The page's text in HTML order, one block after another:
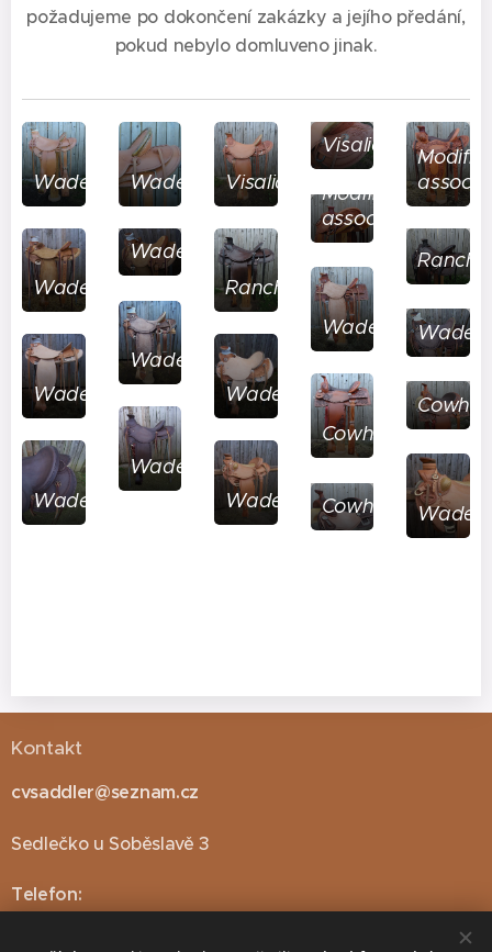
požadujeme po dokončení zakázky a jejího předání,
pokud nebylo domluveno jinak.
Wade Wade Visalia
Visalia
Modified
association
Wade
Wade
Rancher
Wade
Wade
Wade
Wade
Wade
Cowhorse
Wade
Wade
Wade
Wade
Cowhorse
Kontakt
cvsaddler@seznam.cz
Sedlečko u Soběslavě 3
Telefon: